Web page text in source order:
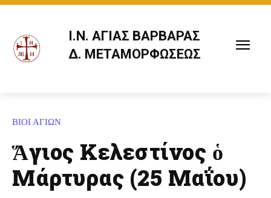
Ι.Ν. ΑΓΙΑΣ ΒΑΡΒΑΡΑΣ
Δ. ΜΕΤΑΜΟΡΦΩΣΕΩΣ
ΒΙΟΙ ΑΓΙΩΝ
Ἅγιος Κελεστίνος ὁ
Μάρτυρας (25 Μαΐου)